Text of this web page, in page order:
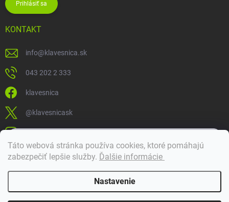
Táto webová stránka používa cookies, ktoré pomáhajú
zabezpečiť lepšie služby. Ďalšie informácie
Nastavenie
Prihlásiť sa
KONTAKT
info@klavesnica.sk
043 202 2 333
klavesnica
@klavesnicask
klavesnica_sk
Doprava a platba
Dobrý deň! 👋 Pomôžem vám nájsť správny diel. Napíšte mi.